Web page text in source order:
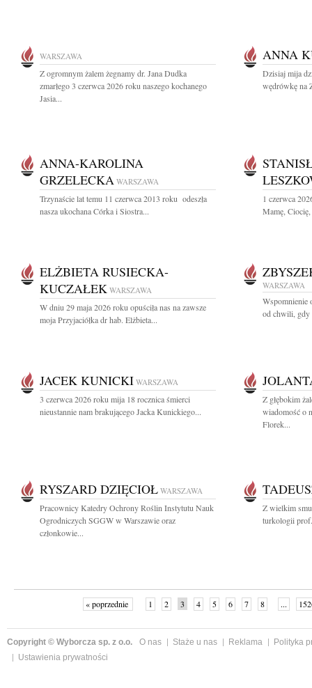
WARSZAWA
Z ogromnym żalem żegnamy dr. Jana Dudka
zmarłego 3 czerwca 2026 roku naszego kochanego
Jasia...
ANNA
Dzisiaj mija
wędrówkę na
ANNA-KAROLINA
GRZELECKA WARSZAWA
Trzynaście lat temu 11 czerwca 2013 roku odeszła
nasza ukochana Córka i Siostra...
1 czerwca
Mamę,
ELŻBIETA RUSIECKA-
KUCZAŁEK WARSZAWA
W dniu 29 maja 2026 roku opuściła nas na zawsze
moja Przyjaciółka dr hab. Elżbieta...
WARSZAWA
Wspomnienie
od chwili, gdy
JACEK KUNICKI WARSZAWA
3 czerwca 2026 roku mija 18 rocznica śmierci
nieustannie nam brakującego Jacka Kunickiego...
Z głębokim
wiadomość o
Florek...
RYSZARD DZIĘCIOŁ WARSZAWA
Pracownicy Katedry Ochrony Roślin Instytutu Nauk
Ogrodniczych SGGW w Warszawie oraz
członkowie...
Z wielkim
turkologii
« poprzednie 1 2 3 4 5 6 7 8 ...
Copyright © Wyborcza sp. z o.o. O nas Staże u nas Reklama
Polityka
Ustawienia prywatności